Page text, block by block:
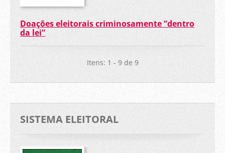
Doações eleitorais criminosamente “dentro
da lei”
Itens: 1 - 9 de 9
SISTEMA ELEITORAL